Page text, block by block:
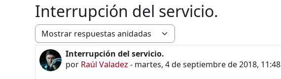
Interrupción del servicio.
Modo de visualización
Interrupción del servicio.
por Raúl Valadez - martes, 4 de septiembre de 2018, 11:48
Número de respuestas: 0